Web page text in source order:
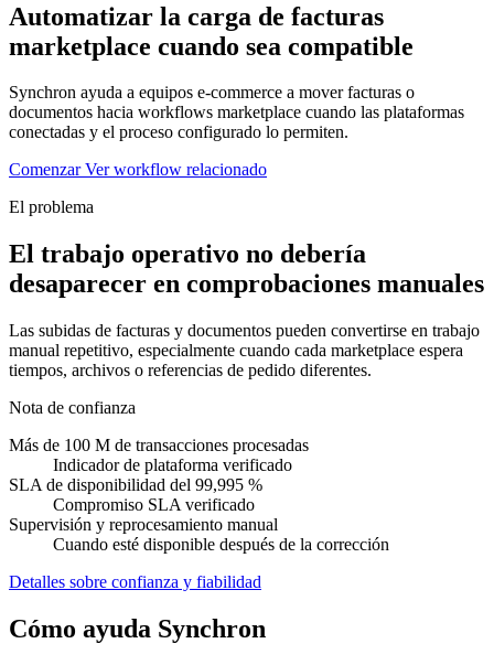
Automatizar la carga de facturas
marketplace cuando sea compatible
Synchron ayuda a equipos e-commerce a mover facturas o
documentos hacia workflows marketplace cuando las plataformas
conectadas y el proceso configurado lo permiten.
ComenzarVer workflow relacionado
El problema
El trabajo operativo no debería
desaparecer en comprobaciones manuales
Las subidas de facturas y documentos pueden convertirse en trabajo
manual repetitivo, especialmente cuando cada marketplace espera
tiempos, archivos o referencias de pedido diferentes.
Nota de confianza
Más de 100 M de transacciones procesadas
Indicador de plataforma verificado
SLA de disponibilidad del 99,995 %
Compromiso SLA verificado
Supervisión y reprocesamiento manual
Cuando esté disponible después de la corrección
Detalles sobre confianza y fiabilidad
Cómo ayuda Synchron